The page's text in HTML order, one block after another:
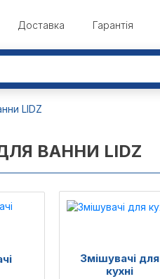
Доставка Гарантія
LIDZ
ВАННИ LIDZ
Змішувачі для
кухні